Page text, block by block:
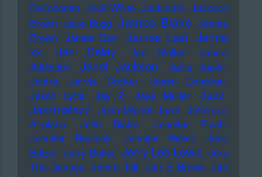
DeJohnette Jack White Jackmate Jackson
Brown Jake Bugg James Blake James
Brown James Carr James Last Jamie
xx
Jan Delay Jan Müller
Jane's
Addiction
Janet Jackson
Janis Joplin
Jantra
Jarvis Cocker
Jason Donovan
Jason Lytle
Jay Z Jaye Muller
Jazz
Jazzmatazz Jean-Michel Jarre Jefferson
Airplane
Jello Biafra
Jennifer Finch
Jennifer Rostock
Jennifer Weist
Jens
Balzer Jerry Butler Jerry Lee Lewis Jeru
The Damaja Jethro Tull Jim E Brown Jim